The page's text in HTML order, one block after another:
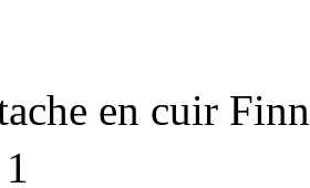
en cuir
1